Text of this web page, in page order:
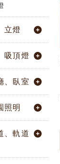
立燈
吸頂燈
、臥室
照明
、軌道